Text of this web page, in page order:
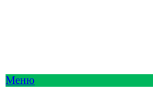
Меню